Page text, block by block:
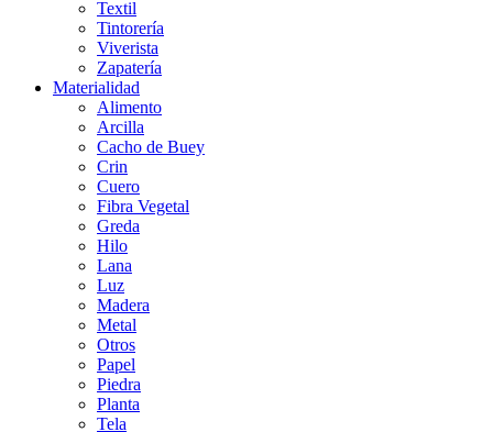
Textil
Tintorería
Viverista
Zapatería
Materialidad
Alimento
Arcilla
Cacho de Buey
Crin
Cuero
Fibra Vegetal
Greda
Hilo
Lana
Luz
Madera
Metal
Otros
Papel
Piedra
Planta
Tela